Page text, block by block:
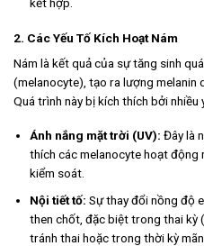
kết hợp.
2. Các Yếu Tố Kích Hoạt Nám
Nám là kết quả của sự tăng sinh
(melanocyte), tạo ra lượng melanin
Quá trình này bị kích thích bởi nhiều
Ánh nắng mặt trời (UV): Đây là
thích các melanocyte hoạt động
kiểm soát.
Nội tiết tố: Sự thay đổi nồng độ
then chốt, đặc biệt trong thai kỳ (
tránh thai hoặc trong thời kỳ mãn